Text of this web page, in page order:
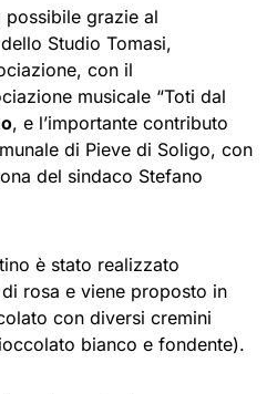
grazie al
Studio Tomasi,
con il
musicale “Toti dal
, e l’importante contributo
di Pieve di Soligo, con
del sindaco Stefano
è stato realizzato
rosa e viene proposto in
con diversi cremini
bianco e fondente).